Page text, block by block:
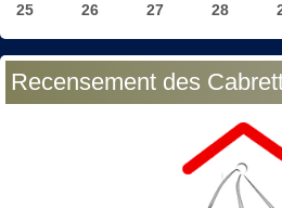
25
26 27 28
Recensement des